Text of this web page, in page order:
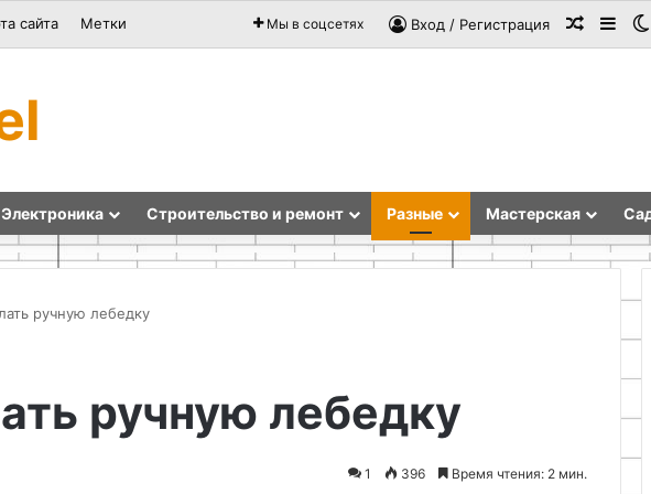
сайта Метки Мы в соцсетях Вход / Регистрация
Электроника Строительство и ремонт Разные Мастерская
ручную лебедку
ручную лебедку
1 396 Время чтения: 2 мин.
и
индикатор
заряда
литий-